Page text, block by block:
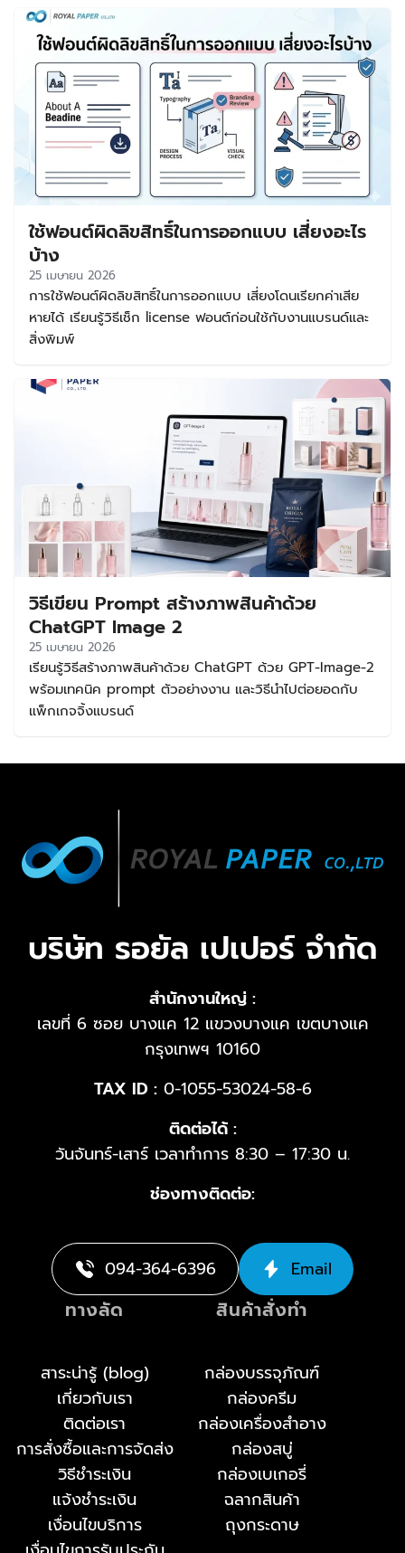
ฟอนต์แต่ละชุดมีเงื่อนไขต่างกัน บางตัวใช้ฟรีเฉพาะงานส่วนตัว
บางตัวใช้ฟรีกับงานเชิงพาณิชย์ได้จริง บทความนี้จึงรวบรวม
แนวทางเลือกฟอนต์ฟรีใช้ได้เชิงพาณิชย์ พร้อมแนะนำกลุ่ม
ฟอนต์ที่เหมาะกับงานออกแบบ งานพิมพ์ โลโก้ และแพ็กเกจจิ้ง
เพื่อให้คุณใช้งานได้อย่างมั่นใจและไม่เสี่ยงเรื่องลิขสิทธิ์ ฟอนต์
ฟรีใช้เชิงพาณิชย์ คืออะไร และสำคัญอย่างไร คำว่า ฟอนต์ฟรี
ใช้เชิงพาณิชย์ หมายถึงฟอนต์ที่เจ้าของลิขสิทธิ์อนุญาตให้นำไป
ใช้ในงานที่มีเป้าหมายทางธุรกิจได้ เช่น ทำสื่อโฆษณา ออกแบบ
แพ็กเกจจิ้ง ทำโลโก้ ออกแบบเมนู ป้ายร้าน โพสต์ขายสินค้า
หรือเอกสารทางการตลาดต่างๆ โดยไม่จำเป็นต้องซื้อไลเซนส์
เพิ่มเติมในขอบเขตที่กำหนด จุดสำคัญคือคำว่า “ฟรี” ไม่ได้แปล
ว่าใช้ได้ทุกแบบเสมอไป บางฟอนต์ให้ใช้ฟรีเฉพาะงานส่วนตัว แต่
หากนำไปใช้ขายของ หรือใช้สร้างแบรนด์ อาจเข้าข่ายละเมิดสิทธิ์
ได้ ดังนั้นก่อนดาวน์โหลดฟอนต์ฟรีใช้ขายของ ควรอ่านเงื่อนไข
การใช้งานให้ชัดเจนทุกครั้ง การเลือกฟอนต์ที่ถูกต้องตั้งแต่ต้น
จะช่วยลดความเสี่ยงทางกฎหมาย ทำให้งานดูน่าเชื่อถือขึ้น และ
กว่าฟอนต์ใช้ฟรีและใช้เชิงพาณิชย์ได้จริง ก่อนใช้งานฟอนต์ใดๆ
ควรเช็กจากแหล่งที่มาหลัก ไม่ใช่ดูแค่คำว่า free download
บนเว็บไซต์รวมฟอนต์ เพราะข้อมูลอาจไม่ครบหรือไม่อัปเดต วิธี
ใช้ฟอนต์ผิดลิขสิทธิ์ในการออกแบบ เสี่ยงอะไร
บ้าง
25 เมษายน 2026
การใช้ฟอนต์ผิดลิขสิทธิ์ในการออกแบบ เสี่ยงโดนเรียกค่าเสีย
หายได้ เรียนรู้วิธีเช็ก license ฟอนต์ก่อนใช้กับงานแบรนด์และ
สิ่งพิมพ์
วิธีเขียน Prompt สร้างภาพสินค้าด้วย
ChatGPT Image 2
25 เมษายน 2026
เรียนรู้วิธีสร้างภาพสินค้าด้วย ChatGPT ด้วย GPT-Image-2
พร้อมเทคนิค prompt ตัวอย่างงาน และวิธีนำไปต่อยอดกับ
แพ็กเกจจิ้งแบรนด์
บริษัท รอยัล เปเปอร์ จำกัด
สำนักงานใหญ่ :
เลขที่ 6 ซอย บางแค 12 แขวงบางแค เขตบางแค
กรุงเทพฯ 10160
TAX ID :0-1055-53024-58-6
ติดต่อได้ :
วันจันทร์-เสาร์ เวลาทำการ 8:30 – 17:30 น.
ช่องทางติดต่อ:
094-364-6396 Email
ทางลัด
สาระน่ารู้ (blog)
เกี่ยวกับเรา
ติดต่อเรา
การสั่งซื้อและการจัดส่ง
วิธีชำระเงิน
แจ้งชำระเงิน
เงื่อนไขบริการ
สินค้าสั่งทำ
กล่องบรรจุภัณฑ์
กล่องครีม
กล่องเครื่องสำอาง
กล่องสบู่
กล่องเบเกอรี่
ฉลากสินค้า
ถุงกระดาษ